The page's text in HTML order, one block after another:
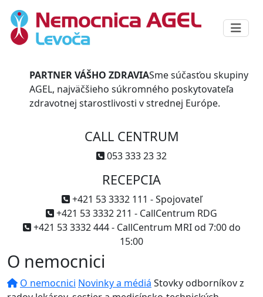
PARTNER VÁŠHO ZDRAVIASme súčasťou skupiny
AGEL, najväčšieho súkromného poskytovateľa
zdravotnej starostlivosti v strednej Európe.
CALL CENTRUM
053 333 23 32
RECEPCIA
+421 53 3332 111 - Spojovateľ
+421 53 3332 211 - CallCentrum RDG
+421 53 3332 444 - CallCentrum MRI od 7:00 do
15:00
O nemocnici
O nemocnici Novinky a médiá Stovky odborníkov z